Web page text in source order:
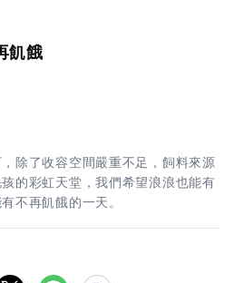
飢餓
除了收容空間嚴重不足，飼料來源
的彩虹天堂，我們希望浪浪也能有
不再飢餓的一天。